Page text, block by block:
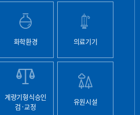
화학환경 의료기기
계량기형식승인
검·교정
유원시설